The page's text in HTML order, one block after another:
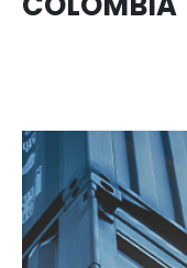
GUÍA